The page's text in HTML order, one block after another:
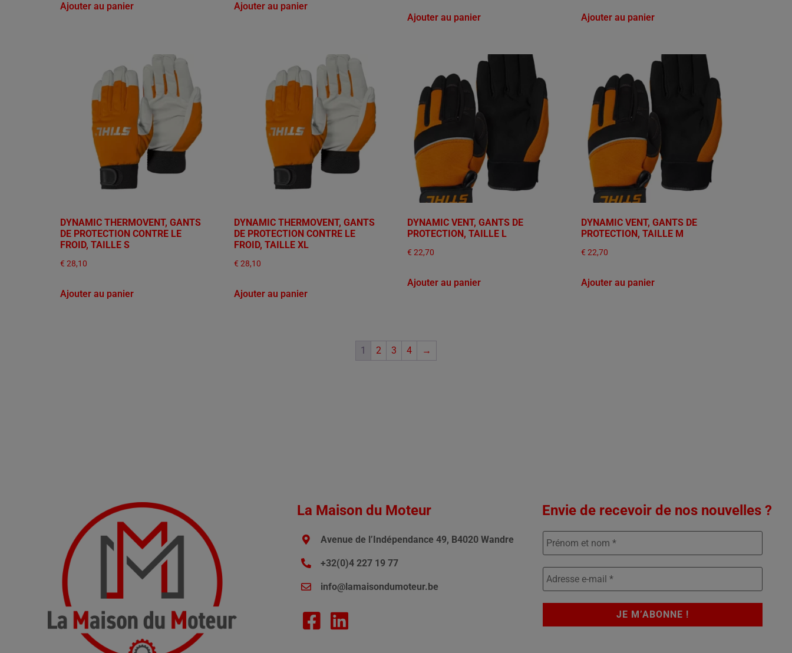
Ajouter au panier Ajouter au panier
Ajouter au panier Ajouter au panier
DYNAMIC THERMOVENT, GANTS
DE PROTECTION CONTRE LE
FROID, TAILLE S
€ 28,10
Ajouter au panier
DYNAMIC THERMOVENT, GANTS
DE PROTECTION CONTRE LE
FROID, TAILLE XL
€ 28,10
Ajouter au panier
DYNAMIC VENT, GANTS DE
PROTECTION, TAILLE L
€ 22,70
Ajouter au panier
DYNAMIC VENT, GANTS DE
PROTECTION, TAILLE M
€ 22,70
Ajouter au panier
1 2 3 4 →
La Maison du Moteur
Avenue de l’Indépendance 49, B4020 Wandre
+32(0)4 227 19 77
info@lamaisondumoteur.be
Envie de recevoir de nos nouvelles ?